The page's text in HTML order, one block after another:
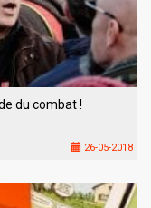
du combat !
26-05-2018